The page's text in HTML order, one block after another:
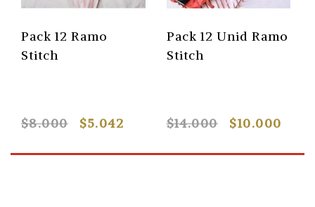
Pack 12 Ramo
Stitch
$8.000 $5.042
Pack 12 Unid Ramo
Stitch
$14.000 $10.000